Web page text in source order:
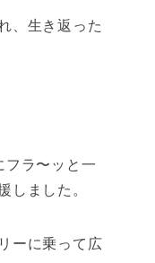
、生き返った
フラ〜ッと一
しました。
ーに乗って広